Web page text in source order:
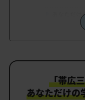
あなただ
合格に向
学習効果を
一人でも安心
生徒にピッタ
ーメイドカリ
「帯広
あなただけの